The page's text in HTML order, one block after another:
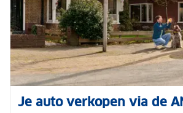
Je auto verkopen via de